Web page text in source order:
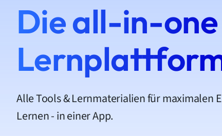
Die all-in-one
Alle Tools & Lernmaterialien für maximalen
Lernen - in einer App.